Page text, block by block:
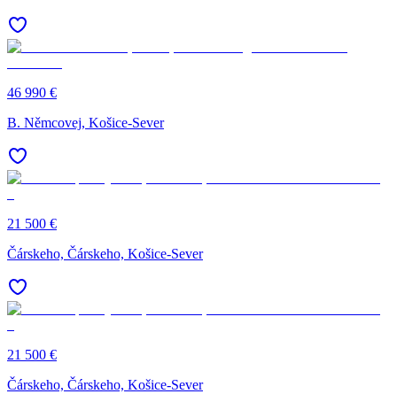
46 990 €
B. Němcovej, Košice-Sever
21 500 €
Čárskeho, Čárskeho, Košice-Sever
21 500 €
Čárskeho, Čárskeho, Košice-Sever